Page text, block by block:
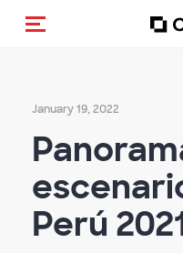
Toggle navigation
January 19, 2022
Perú